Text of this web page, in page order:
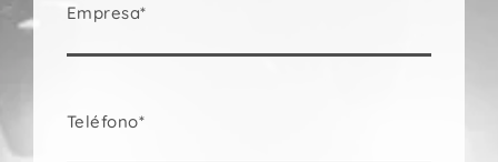
Empresa*
Teléfono*